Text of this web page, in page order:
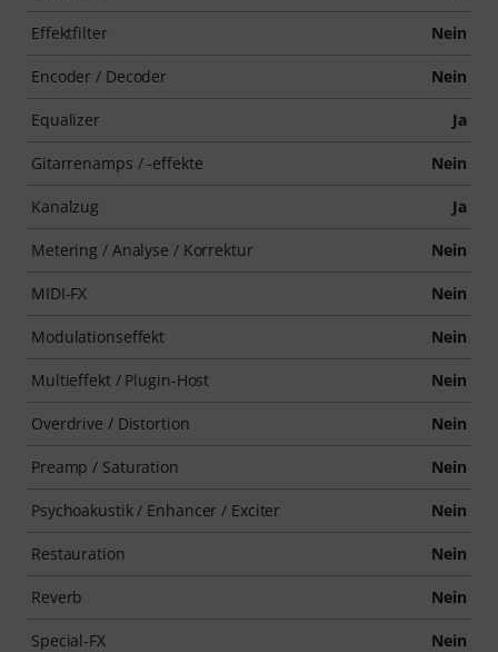
Effektfilter Nein
Encoder / Decoder Nein
Equalizer Ja
Gitarrenamps / -effekte Nein
Kanalzug Ja
Metering / Analyse / Korrektur Nein
MIDI-FX Nein
Modulationseffekt Nein
Multieffekt / Plugin-Host Nein
Overdrive / Distortion Nein
Preamp / Saturation Nein
Psychoakustik / Enhancer / Exciter Nein
Restauration Nein
Reverb Nein
Special-FX Nein